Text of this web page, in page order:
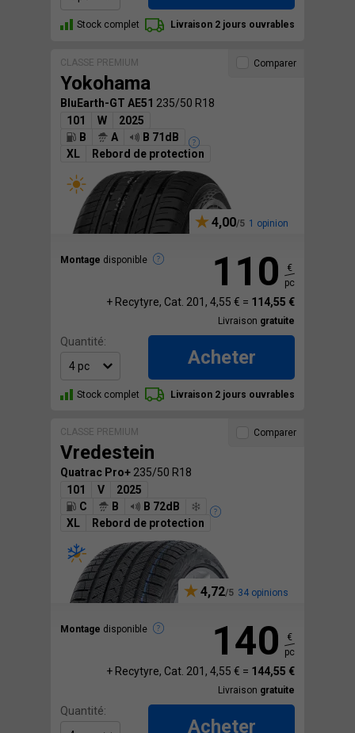
Stock complet Livraison 2 jours ouvrables
CLASSE PREMIUM
Yokohama
BluEarth-GT AE51 235/50 R18
101
W
2025
B
A
B 71dB
XL
Rebord de protection
4,00 1 opinion
Montage disponible
Comparer
110
€
pc
+ Recytyre, Cat. 201, 4,55 € = 114,55 €
Livraison gratuite
Quantité:
Acheter
Stock complet Livraison 2 jours ouvrables
CLASSE PREMIUM
Vredestein
Quatrac Pro+ 235/50 R18
101
V
2025
C
B
B 72dB
XL
Rebord de protection
4,72 34 opinions
Montage disponible
Comparer
140
€
pc
+ Recytyre, Cat. 201, 4,55 € = 144,55 €
Livraison gratuite
Quantité:
Acheter